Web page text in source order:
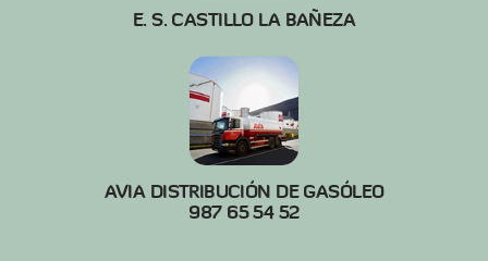
E. S. CASTILLO LA BAÑEZA
AVIA DISTRIBUCIÓN DE GASÓLEO
987 65 54 52